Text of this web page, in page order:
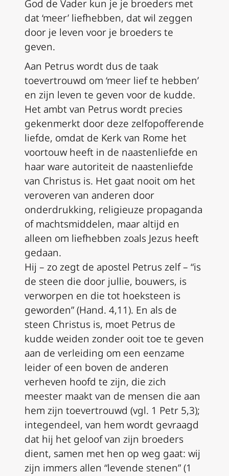
God de Vader kun je je broeders met
dat ‘meer’ liefhebben, dat wil zeggen
door je leven voor je broeders te
geven.
Aan Petrus wordt dus de taak
toevertrouwd om ‘meer lief te hebben’
en zijn leven te geven voor de kudde.
Het ambt van Petrus wordt precies
gekenmerkt door deze zelfopofferende
liefde, omdat de Kerk van Rome het
voortouw heeft in de naastenliefde en
haar ware autoriteit de naastenliefde
van Christus is. Het gaat nooit om het
veroveren van anderen door
onderdrukking, religieuze propaganda
of machtsmiddelen, maar altijd en
alleen om liefhebben zoals Jezus heeft
gedaan.
Hij – zo zegt de apostel Petrus zelf – “is
de steen die door jullie, bouwers, is
verworpen en die tot hoeksteen is
geworden” (Hand. 4,11). En als de
steen Christus is, moet Petrus de
kudde weiden zonder ooit toe te geven
aan de verleiding om een eenzame
leider of een boven de anderen
verheven hoofd te zijn, die zich
meester maakt van de mensen die aan
hem zijn toevertrouwd (vgl. 1 Petr 5,3);
integendeel, van hem wordt gevraagd
dat hij het geloof van zijn broeders
dient, samen met hen op weg gaat: wij
zijn immers allen “levende stenen” (1